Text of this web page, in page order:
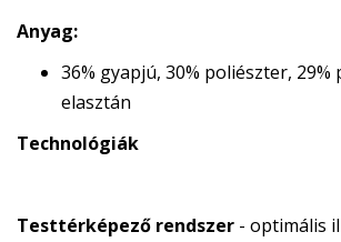
Anyag:
36% gyapjú, 30% poliészter, 29%
elasztán
Technológiák
Testtérképező rendszer - optimális